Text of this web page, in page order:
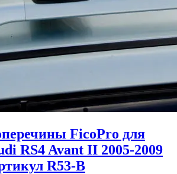
FicoPro для
RS4 Avant II 2005-2009
R53-B